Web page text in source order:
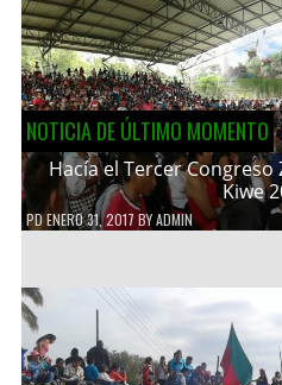
NOTICIA DE ÚLTIMO MOMENTO
Hacía el Tercer Congreso
Kiwe
PDENERO 31, 2017 BYADMIN